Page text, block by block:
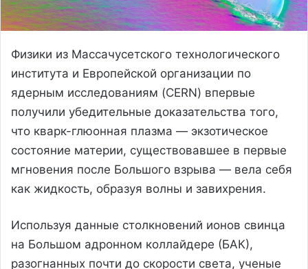
Физики из Массачусетского технологического
института и Европейской организации по
ядерным исследованиям (CERN) впервые
получили убедительные доказательства того,
что кварк-глюонная плазма — экзотическое
состояние материи, существовавшее в первые
мгновения после Большого взрыва — вела себя
как жидкость, образуя волны и завихрения.
Используя данные столкновений ионов свинца
на Большом адронном коллайдере (БАК),
разогнанных почти до скорости света, ученые